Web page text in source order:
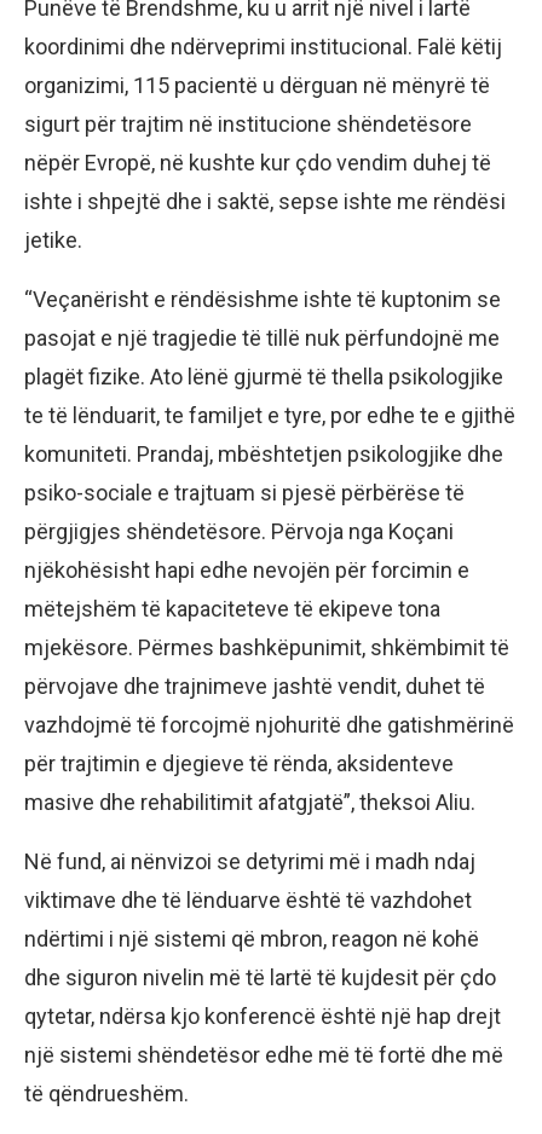
Punëve të Brendshme, ku u arrit një nivel i lartë
koordinimi dhe ndërveprimi institucional. Falë këtij
organizimi, 115 pacientë u dërguan në mënyrë të
sigurt për trajtim në institucione shëndetësore
nëpër Evropë, në kushte kur çdo vendim duhej të
ishte i shpejtë dhe i saktë, sepse ishte me rëndësi
jetike.
“Veçanërisht e rëndësishme ishte të kuptonim se
pasojat e një tragjedie të tillë nuk përfundojnë me
plagët fizike. Ato lënë gjurmë të thella psikologjike
te të lënduarit, te familjet e tyre, por edhe te e gjithë
komuniteti. Prandaj, mbështetjen psikologjike dhe
psiko-sociale e trajtuam si pjesë përbërëse të
përgjigjes shëndetësore. Përvoja nga Koçani
njëkohësisht hapi edhe nevojën për forcimin e
mëtejshëm të kapaciteteve të ekipeve tona
mjekësore. Përmes bashkëpunimit, shkëmbimit të
përvojave dhe trajnimeve jashtë vendit, duhet të
vazhdojmë të forcojmë njohuritë dhe gatishmërinë
për trajtimin e djegieve të rënda, aksidenteve
masive dhe rehabilitimit afatgjatë”, theksoi Aliu.
Në fund, ai nënvizoi se detyrimi më i madh ndaj
viktimave dhe të lënduarve është të vazhdohet
ndërtimi i një sistemi që mbron, reagon në kohë
dhe siguron nivelin më të lartë të kujdesit për çdo
qytetar, ndërsa kjo konferencë është një hap drejt
një sistemi shëndetësor edhe më të fortë dhe më
të qëndrueshëm.